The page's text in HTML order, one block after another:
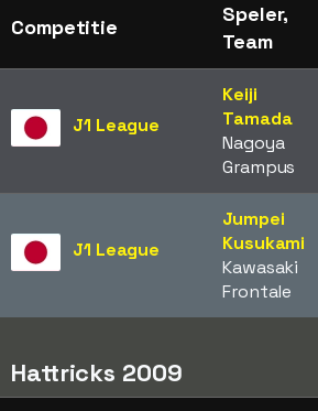
Competitie
Speler,
Team
J1 League
Keiji
Tamada
Nagoya
Grampus
J1 League
Jumpei
Kusukami
Kawasaki
Frontale
Hattricks 2009